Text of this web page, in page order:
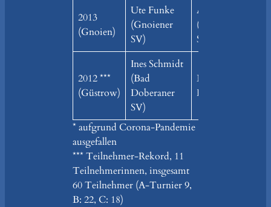
2013
(Gnoien)
Ute Funke
(Gnoiener
SV)
Anika Warning
(Bad Doberaner
SV)
2012 ***
(Güstrow)
Ines Schmidt
(Bad
Doberaner
SV)
Bärbel Huber (SV
Hoppenrade)
* aufgrund Corona-Pandemie
ausgefallen
*** Teilnehmer-Rekord, 11
Teilnehmerinnen, insgesamt
60 Teilnehmer (A-Turnier 9,
B: 22, C: 18)